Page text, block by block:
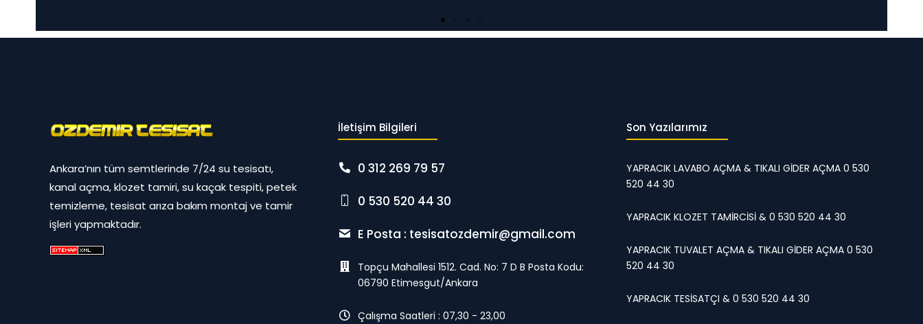
Ankara’nın tüm semtlerinde 7/24 su tesisatı,
kanal açma, klozet tamiri, su kaçak tespiti, petek
temizleme, tesisat arıza bakım montaj ve tamir
işleri yapmaktadır.
İletişim Bilgileri
0 312 269 79 57
0 530 520 44 30
E Posta : tesisatozdemir@gmail.com
Topçu Mahallesi 1512. Cad. No: 7 D B Posta Kodu:
06790 Etimesgut/Ankara
Çalışma Saatleri : 07,30 - 23,00
Son Yazılarımız
YAPRACIK LAVABO AÇMA & TIKALI GİDER AÇMA 0 530
520 44 30
YAPRACIK KLOZET TAMİRCİSİ & 0 530 520 44 30
YAPRACIK TUVALET AÇMA & TIKALI GİDER AÇMA 0 530
520 44 30
YAPRACIK TESİSATÇI & 0 530 520 44 30